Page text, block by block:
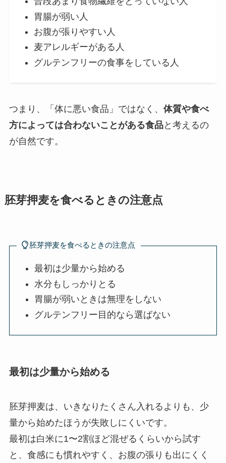
胃腸が弱い人
お腹が張りやすい人
麦アレルギーがある人
グルテンフリーの食事をしている人
つまり、「体に悪い食品」ではなく、 体質や食べ
方によっては合わないことがある食品と考えるの
が自然です。
胚芽押麦を食べるときの注意点
胚芽押麦を食べるときの注意点
最初は少量から始める
水分もしっかりとる
胃腸が弱いときは無理をしない
グルテンフリー目的なら選ばない
最初は少量から始める
胚芽押麦は、いきなりたくさん入れるよりも、少
量から始めたほうが失敗しにくいです。
最初は白米に1〜2割ほど混ぜるくらいから試す
と、食感にも慣れやすく、お腹の張りも出にくく